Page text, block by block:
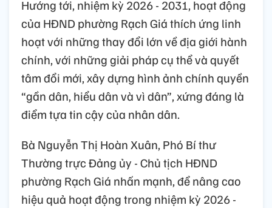
Hướng tới, nhiệm kỳ 2026 - 2031, hoạt động
của HĐND phường Rạch Giá thích ứng linh
hoạt với những thay đổi lớn về địa giới hành
chính, với những giải pháp cụ thể và quyết
tâm đổi mới, xây dựng hình ảnh chính quyền
“gần dân, hiểu dân và vì dân”, xứng đáng là
điểm tựa tin cậy của nhân dân.
Bà Nguyễn Thị Hoàn Xuân, Phó Bí thư
Thường trực Đảng ủy - Chủ tịch HĐND
phường Rạch Giá nhấn mạnh, để nâng cao
hiệu quả hoạt động trong nhiệm kỳ 2026 -